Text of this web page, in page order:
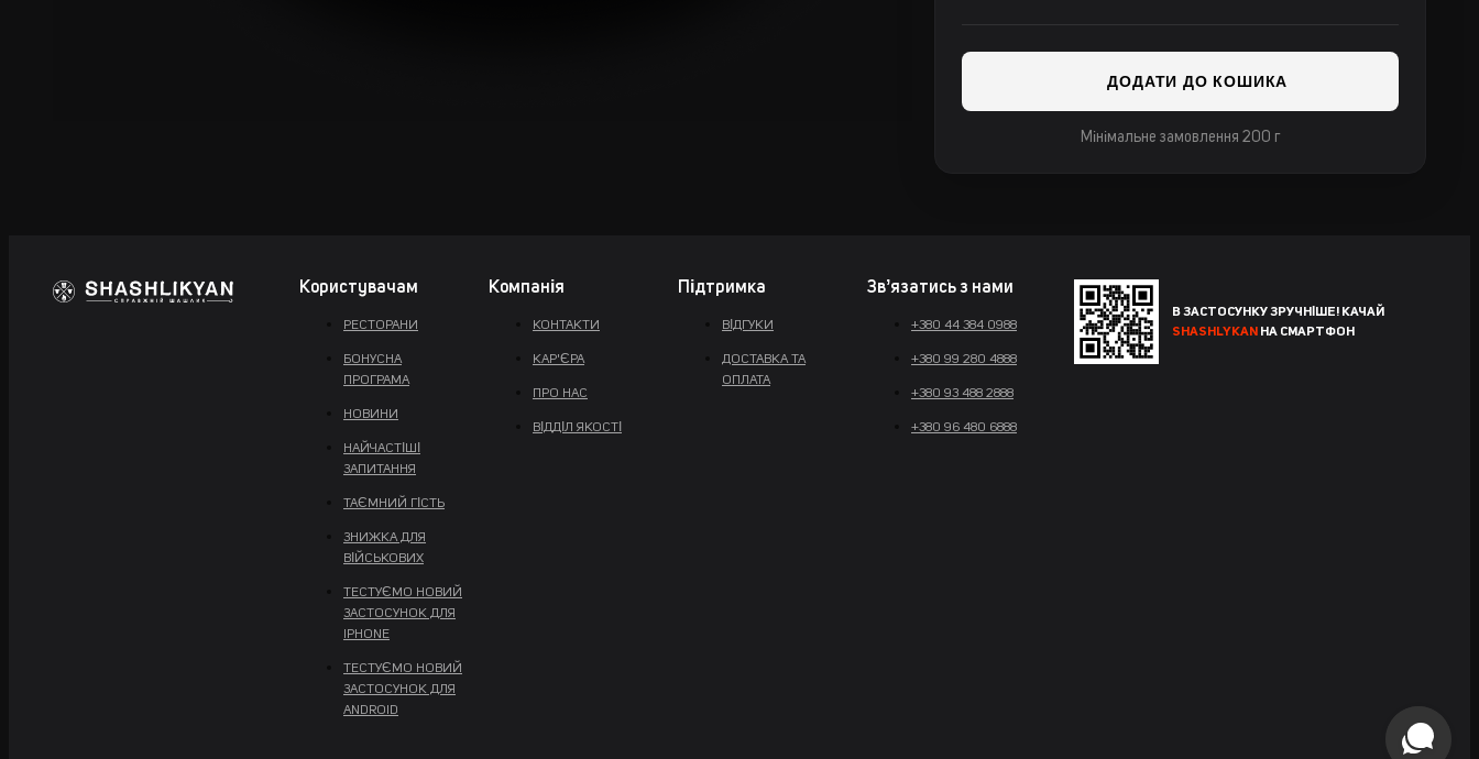
ДОДАТИ ДО КОШИКА
Мінімальне замовлення 200 г
Користувачам
РЕСТОРАНИ
БОНУСНА
ПРОГРАМА
НОВИНИ
НАЙЧАСТІШІ
ЗАПИТАННЯ
ТАЄМНИЙ ГІСТЬ
ЗНИЖКА ДЛЯ
ВІЙСЬКОВИХ
ТЕСТУЄМО НОВИЙ
ЗАСТОСУНОК ДЛЯ
IPHONE
ТЕСТУЄМО НОВИЙ
ЗАСТОСУНОК ДЛЯ
ANDROID
Компанія
КОНТАКТИ
КАР'ЄРА
ПРО НАС
ВІДДІЛ ЯКОСТІ
Підтримка
ВІДГУКИ
ДОСТАВКА ТА
ОПЛАТА
Звʼязатись з нами
+380 44 384 0988
+380 99 280 4888
+380 93 488 2888
+380 96 480 6888
В ЗАСТОСУНКУ ЗРУЧНІШЕ! КАЧАЙ
SHASHLYKAN НА СМАРТФОН